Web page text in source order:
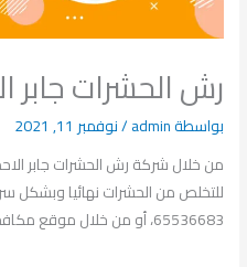
رش الحشرات جابر الأحمد
بواسطةadmin
/نوفمبر 11, 2021
من خلال شركة رش الحشرات جابر
للتخلص من الحشرات نهائيا وبشكل
65536683، أو من خلال موقع مكافحة الحشرات على الانترنت.